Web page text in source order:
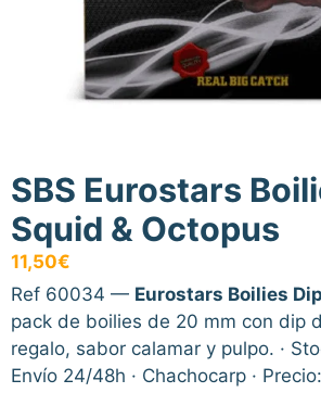
SBS Eurostars
Squid & Octopus
11,50€
Ref 60034 — Eurostars Boilies
pack de boilies de 20 mm con dip
regalo, sabor calamar y pulpo. ·
Envío 24/48h · Chachocarp ·